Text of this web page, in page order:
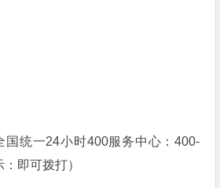
国统一24小时400服务中心：400-
即可拨打）